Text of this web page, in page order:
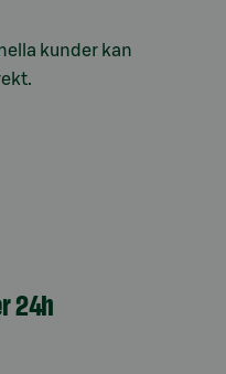
kunder kan
24h